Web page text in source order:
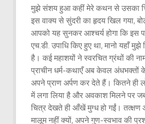
मुझे संशय हुआ कहीं मेरे कथन से उसका
इस वाक्य से सुंदरी का हृदय खिल गया,
आपको यह सुनकर आश्चर्य होगा कि इस
एच.डी. उपाधि किए हुए था, मानो यहाँ
है। कई महाशयों ने स्वरचित ग्रंथों की
प्राचीन धर्म-कथाएँ अब केवल
अपने प्राण अर्पण कर देते हैं। कितने ही
में लगा लिया है और अवकाश मिलने पर
चित्र देखते ही आँखें मुग्ध हो गईं। तत्क्षण
मालूम नहीं क्यों, अपने गुण-स्वभाव की